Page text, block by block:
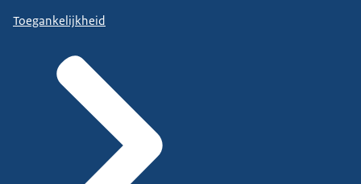
Toegankelijkheid